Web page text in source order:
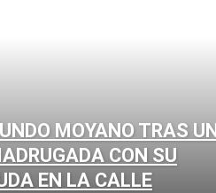
MOYANO TRAS
CON SU
EN LA CALLE